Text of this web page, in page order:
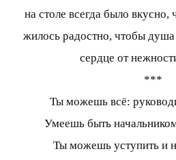
на столе всегда было
жилось радостно, чтобы душа
сердце от
***
Ты можешь всё:
Умеешь быть
Ты можешь уступить и